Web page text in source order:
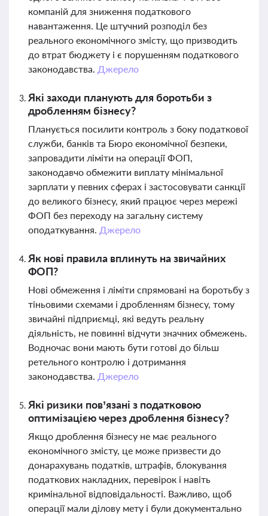
компаній для зниження податкового
навантаження. Це штучний розподіл без
реального економічного змісту, що призводить
до втрат бюджету і є порушенням податкового
законодавства. Джерело
Які заходи планують для боротьби з
дробленням бізнесу?
Планується посилити контроль з боку податкової
служби, банків та Бюро економічної безпеки,
запровадити ліміти на операції ФОП,
законодавчо обмежити виплату мінімальної
зарплати у певних сферах і застосовувати санкції
до великого бізнесу, який працює через мережі
ФОП без переходу на загальну систему
оподаткування. Джерело
Як нові правила вплинуть на звичайних
ФОП?
Нові обмеження і ліміти спрямовані на боротьбу з
тіньовими схемами і дробленням бізнесу, тому
звичайні підприємці, які ведуть реальну
діяльність, не повинні відчути значних обмежень.
Водночас вони мають бути готові до більш
ретельного контролю і дотримання
законодавства. Джерело
Які ризики пов’язані з податковою
оптимізацією через дроблення бізнесу?
Якщо дроблення бізнесу не має реального
економічного змісту, це може призвести до
донарахувань податків, штрафів, блокування
податкових накладних, перевірок і навіть
кримінальної відповідальності. Важливо, щоб
операції мали ділову мету і були документально